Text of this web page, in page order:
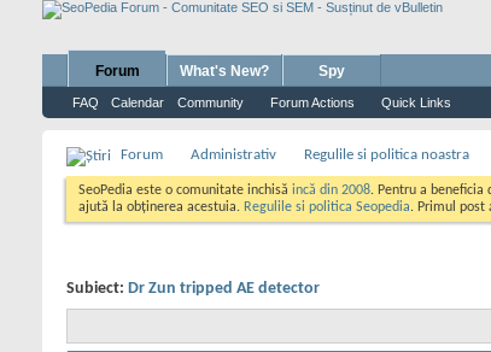
Forum
FAQ Calendar Community Forum Actions Quick Links
What's New? Spy
Forum Administrativ Regulile si politica noastra
SeoPedia este o comunitate inchisă incă din 2008. Pentru a
ajută la obținerea acestuia. Regulile si politica Seopedia. Primul post
Subiect: Dr Zun tripped AE detector